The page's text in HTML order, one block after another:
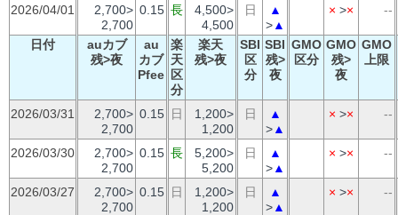
2026/04/01
2,700>
2,700
0.15 長
4,500>
4,500
日
▲
>▲
× >× --
日付
auカブ
残>夜
au
カブ
Pfee
楽
天
区
分
楽天
残>夜
SBI
区
分
SBI
残>
夜
GMO
区分
GMO
残>
夜
GMO
上限
2026/03/31
2,700>
2,700
0.15 日
1,200>
1,200
日
▲
>▲
× >× --
2026/03/30
2,700>
2,700
0.15 長
5,200>
5,200
日
▲
>▲
× >× --
2026/03/27
2,700>
2,700
0.15 日
1,200>
1,200
日
▲
>▲
× >× --